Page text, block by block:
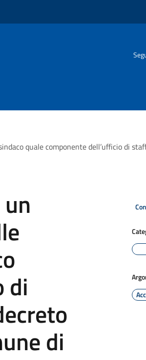
quale componente dell’ufficio di
di
di